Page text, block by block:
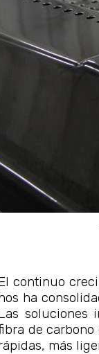
continuo
ha
soluciones
de
más